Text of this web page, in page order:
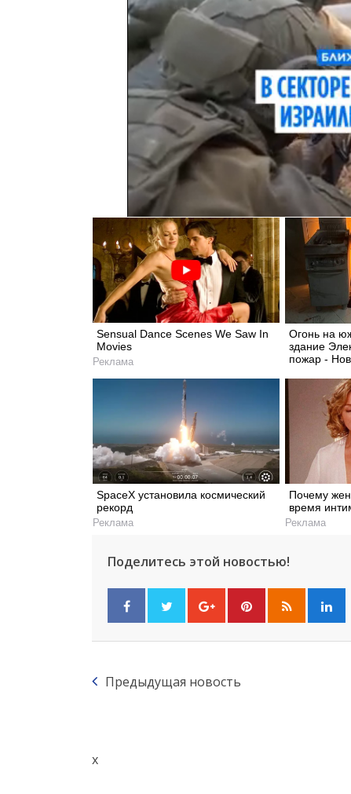
Sensual Dance Scenes We Saw In
Movies
Реклама
Огонь на
здание
пожар -
SpaceX установила космический
рекорд
Реклама
Почему
время
Реклама
Поделитесь этой новостью!
Предыдущая новость
x